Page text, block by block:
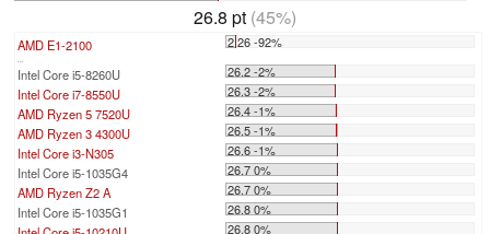
26.8 pt (45%)
AMD E1-2100 2.26 -92%
Intel Core i5-8260U
26.2 -2%
Intel Core i7-8550U
26.3 -2%
AMD Ryzen 5 7520U
26.4 -1%
AMD Ryzen 3 4300U
26.5 -1%
Intel Core i3-N305
26.6 -1%
Intel Core i5-1035G4
26.7 0%
AMD Ryzen Z2 A
26.7 0%
Intel Core i5-1035G1
26.8 0%
26.8 0%